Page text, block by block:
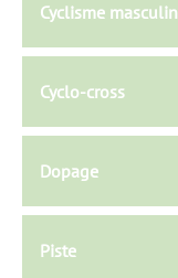
Cyclisme masculin
Cyclo-cross
Dopage
Piste